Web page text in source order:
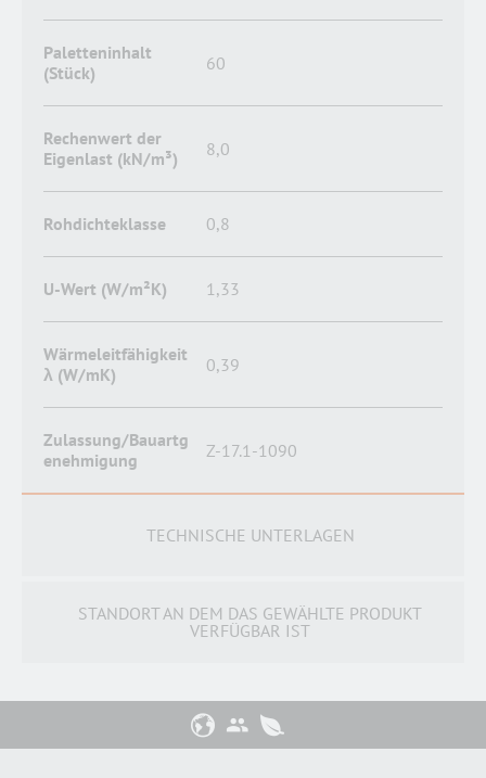
Paletteninhalt
(Stück)
60
Rechenwert der
Eigenlast (kN/m³)
8,0
Rohdichteklasse 0,8
U-Wert (W/m²K) 1,33
Wärmeleitfähigkeit
λ (W/mK)
0,39
Zulassung/Bauartg
enehmigung
Z-17.1-1090
TECHNISCHE UNTERLAGEN
STANDORT AN DEM DAS GEWÄHLTE PRODUKT
VERFÜGBAR IST